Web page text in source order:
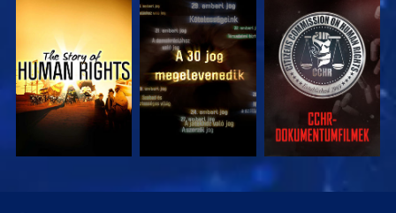
MŰSORNÉZÉS MŰSORNÉZÉS MŰSORNÉZÉS